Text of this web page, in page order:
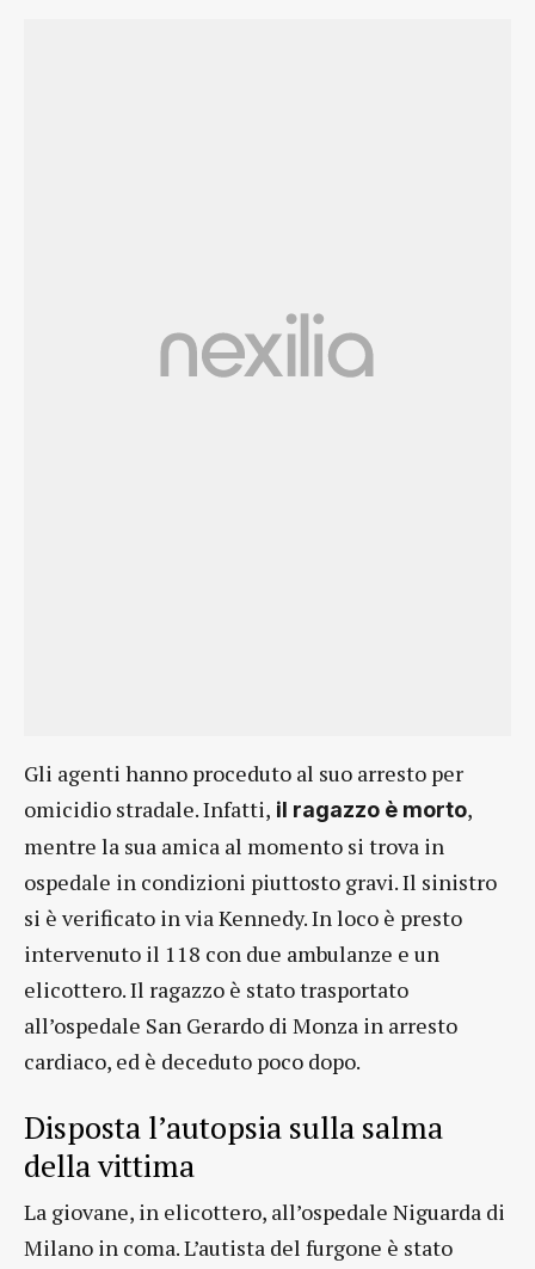
Gli agenti hanno proceduto al suo arresto per
omicidio stradale. Infatti, il ragazzo è morto,
mentre la sua amica al momento si trova in
ospedale in condizioni piuttosto gravi. Il sinistro
si è verificato in via Kennedy. In loco è presto
intervenuto il 118 con due ambulanze e un
elicottero. Il ragazzo è stato trasportato
all’ospedale San Gerardo di Monza in arresto
cardiaco, ed è deceduto poco dopo.
Disposta l’autopsia sulla salma
della vittima
La giovane, in elicottero, all’ospedale Niguarda di
Milano in coma. L’autista del furgone è stato